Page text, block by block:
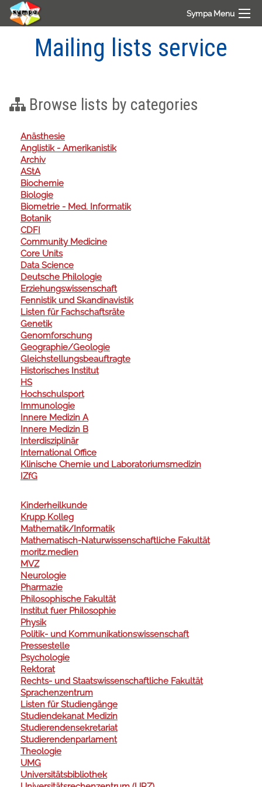
Sympa Menu
Mailing lists service
Browse lists by categories
Anästhesie
Anglistik - Amerikanistik
Archiv
AStA
Biochemie
Biologie
Biometrie - Med. Informatik
Botanik
CDFI
Community Medicine
Core Units
Data Science
Deutsche Philologie
Erziehungswissenschaft
Fennistik und Skandinavistik
Listen für Fachschaftsräte
Genetik
Genomforschung
Geographie/Geologie
Gleichstellungsbeauftragte
Historisches Institut
HS
Hochschulsport
Immunologie
Innere Medizin A
Innere Medizin B
Interdisziplinär
International Office
Klinische Chemie und Laboratoriumsmedizin
IZfG
Kinderheilkunde
Krupp Kolleg
Mathematik/Informatik
Mathematisch-Naturwissenschaftliche Fakultät
moritz.medien
MVZ
Neurologie
Pharmazie
Philosophische Fakultät
Institut fuer Philosophie
Physik
Politik- und Kommunikationswissenschaft
Pressestelle
Psychologie
Rektorat
Rechts- und Staatswissenschaftliche Fakultät
Sprachenzentrum
Listen für Studiengänge
Studiendekanat Medizin
Studierendensekretariat
Studierendenparlament
Theologie
UMG
Universitätsbibliothek